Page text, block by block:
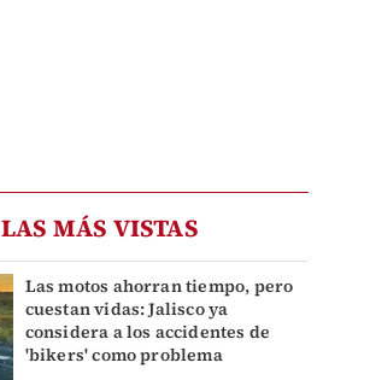
LAS MÁS VISTAS
Las motos ahorran tiempo, pero
cuestan vidas: Jalisco ya
considera a los accidentes de
'bikers' como problema